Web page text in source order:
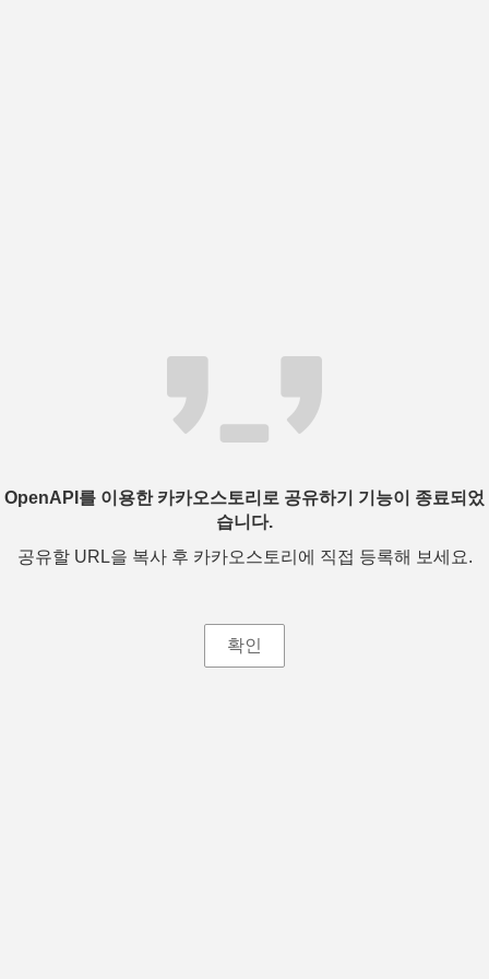
OpenAPI를 이용한 카카오스토리로 공유하기 기능이 종료되었
습니다.
공유할 URL을 복사 후 카카오스토리에 직접 등록해 보세요.
확인